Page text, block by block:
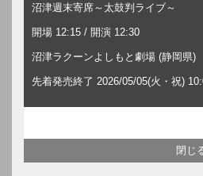
沼津週末寄席～太鼓判ライブ～
開場 12:15 / 開演 12:30
沼津ラクーンよしもと劇場 (静岡県)
先着発売終了 2026/05/05(火・祝)